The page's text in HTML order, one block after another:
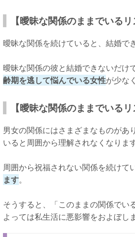
【曖昧な関係のままでいる
曖昧な関係を続けていると、結婚で
曖昧な関係の彼と結婚できないだけ
齢期を逃して悩んでいる女性が少な
【曖昧な関係のままでいる
男女の関係にはさまざまなものがあ
いると周囲から理解されなくなります
周囲から祝福されない関係を続けて
ます。
そうすると、「このままの関係でい
よっては私生活に悪影響をおよぼしま